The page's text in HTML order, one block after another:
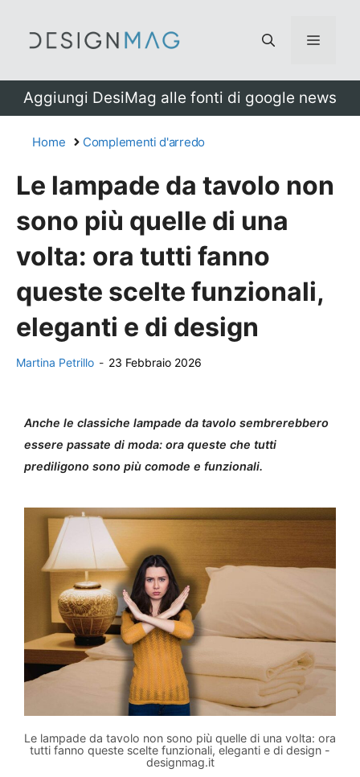
Menu
Aggiungi DesiMag alle fonti di google news
Home Complementi d'arredo
Le lampade da tavolo non
sono più quelle di una
volta: ora tutti fanno
queste scelte funzionali,
eleganti e di design
Martina Petrillo - 23 Febbraio 2026
Anche le classiche lampade da tavolo sembrerebbero
essere passate di moda: ora queste che tutti
prediligono sono più comode e funzionali.
Le lampade da tavolo non sono più quelle di una volta: ora
tutti fanno queste scelte funzionali, eleganti e di design -
designmag.it